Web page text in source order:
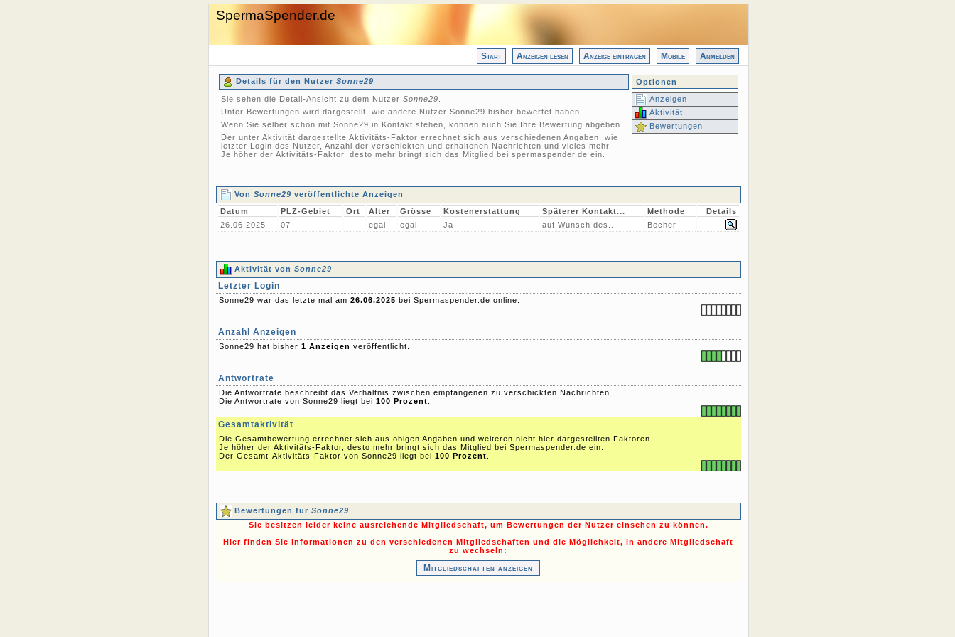
SpermaSpender.de
Start Anzeigen lesen Anzeige eintragen Mobile Anmelden
Details für den Nutzer Sonne29
Optionen
Sie sehen die Detail-Ansicht zu dem Nutzer Sonne29
Unter Bewertungen wird dargestellt, wie andere Nutzer Sonne29 bisher bewertet haben.
Wenn Sie selber schon mit Sonne29 in Kontakt stehen, können auch Sie Ihre Bewertung abgeben.
Der unter Aktivität dargestellte Aktivitäts-Faktor errechnet sich aus verschiedenen Angaben, wie
letzter Login des Nutzer, Anzahl der verschickten und erhaltenen Nachrichten und vieles mehr.
Je höher der Aktivitäts-Faktor, desto mehr bringt sich das Mitglied bei spermaspender.de ein.
Anzeigen
Aktivität
Bewertungen
Von Sonne29 veröffentlichte Anzeigen
Datum PLZ-Gebiet Ort Alter Grösse Kostenerstattung Späterer Kontakt... Methode
Details
26.06.2025
07 egal egal Ja auf Wunsch des... Becher
Aktivität von Sonne29
Letzter Login
Sonne29 war das letzte mal am 26.06.2025 bei Spermaspender.de online.
Anzahl Anzeigen
Sonne29 hat bisher 1 Anzeigen veröffentlicht.
Antwortrate
Die Antwortrate beschreibt das Verhältnis zwischen empfangenen zu verschickten Nachrichten.
Die Antwortrate von Sonne29 liegt bei 100 Prozent
Gesamtaktivität
Die Gesamtbewertung errechnet sich aus obigen Angaben und weiteren nicht hier dargestellten Faktoren.
Je höher der Aktivitäts-Faktor, desto mehr bringt sich das Mitglied bei Spermaspender.de ein.
Der Gesamt-Aktivitäts-Faktor von Sonne29 liegt bei 100 Prozent
Bewertungen für Sonne29
Sie besitzen leider keine ausreichende Mitgliedschaft, um Bewertungen der Nutzer einsehen zu können.
Hier finden Sie Informationen zu den verschiedenen Mitgliedschaften und die Möglichkeit, in andere Mitgliedschaft
zu wechseln:
Mitgliedschaften anzeigen